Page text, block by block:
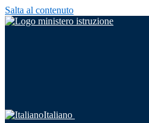
Salta al contenuto
Italiano